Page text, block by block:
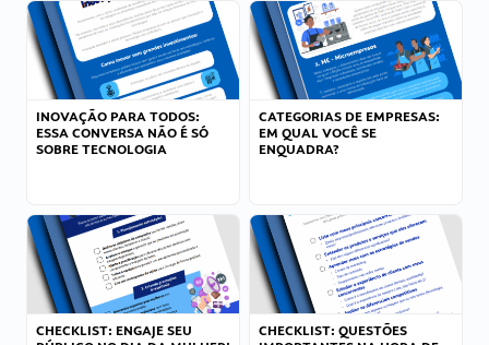
INOVAÇÃO PARA TODOS:
ESSA CONVERSA NÃO É SÓ
SOBRE TECNOLOGIA
CATEGORIAS DE EMPRESAS:
EM QUAL VOCÊ SE
ENQUADRA?
CHECKLIST: ENGAJE SEU
CHECKLIST: QUESTÕES